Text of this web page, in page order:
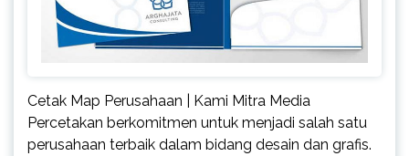
Cetak Map Perusahaan | Kami Mitra Media
Percetakan berkomitmen untuk menjadi salah satu
perusahaan terbaik dalam bidang desain dan grafis.